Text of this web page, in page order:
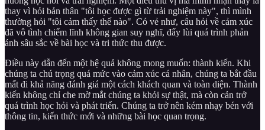
thay vì hỏi bản thân "tôi học được gì từ trải nghiệm này", thì mình
thường hỏi "tôi cảm thấy thế nào". Có vẻ như, câu hỏi về cảm xúc
đã vô tình chiếm lĩnh không gian suy nghĩ, đẩy lùi quá trình phản
ánh sâu sắc về bài học và tri thức thu được.
Điều này dẫn đến một hệ quả không mong muốn: thành kiến. Khi
chúng ta chú trọng quá mức vào cảm xúc cá nhân, chúng ta bắt đầu
mất đi khả năng đánh giá một cách khách quan và toàn diện. Thành
kiến không chỉ che mờ mắt chúng ta khỏi sự thật, mà còn cản trở
quá trình học hỏi và phát triển. Chúng ta trở nên kém nhạy bén với
thông tin, kiến thức mới và những bài học quan trọng.